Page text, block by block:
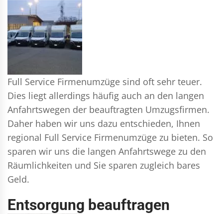
Full Service Firmenumzüge sind oft sehr teuer.
Dies liegt allerdings häufig auch an den langen
Anfahrtswegen der beauftragten Umzugsfirmen.
Daher haben wir uns dazu entschieden, Ihnen
regional Full Service Firmenumzüge zu bieten. So
sparen wir uns die langen Anfahrtswege zu den
Räumlichkeiten und Sie sparen zugleich bares
Geld.
Entsorgung beauftragen